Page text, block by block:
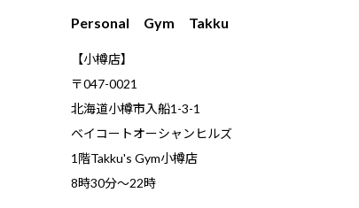
Personal Gym Takku
【小樽店】
〒047-0021
北海道小樽市入船1-3-1
ベイコートオーシャンヒルズ
1階Takku's Gym小樽店
​8時30分～22時